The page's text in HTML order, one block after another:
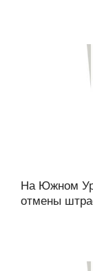
На Южном
отмены